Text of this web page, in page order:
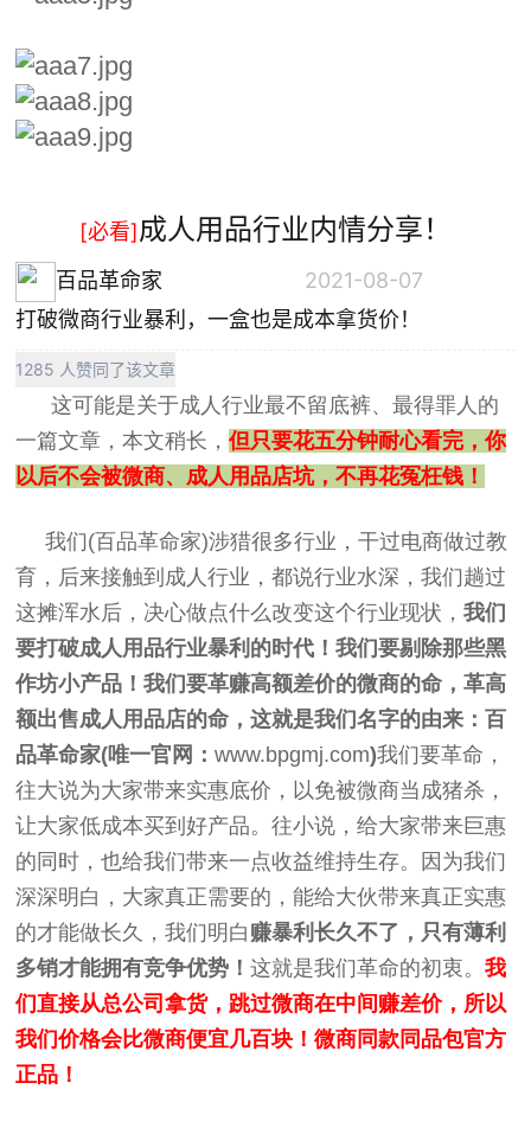
[必看]成人用品行业内情分享！
百品革命家 2021-08-07
打破微商行业暴利，一盒也是成本拿货价！
1285 人赞同了该文章
这可能是关于成人行业最不留底裤、最得罪人的
一篇文章，本文稍长，但只要花五分钟耐心看完，你
以后不会被微商、成人用品店坑，不再花冤枉钱！
我们(百品革命家)涉猎很多行业，干过电商做过教
育，后来接触到成人行业，都说行业水深，我们趟过
这摊浑水后，决心做点什么改变这个行业现状，我们
要打破成人用品行业暴利的时代！我们要剔除那些黑
作坊小产品！我们要革赚高额差价的微商的命，革高
额出售成人用品店的命，这就是我们名字的由来：百
品革命家(唯一官网：www.bpgmj.com)我们要革命，
往大说为大家带来实惠底价，以免被微商当成猪杀，
让大家低成本买到好产品。往小说，给大家带来巨惠
的同时，也给我们带来一点收益维持生存。因为我们
深深明白，大家真正需要的，能给大伙带来真正实惠
的才能做长久，我们明白 赚暴利长久不了，只有薄利
多销才能拥有竞争优势！这就是我们革命的初衷。我
们直接从总公司拿货，跳过微商在中间赚差价，所以
我们价格会比微商便宜几百块！微商同款同品包官方
正品！